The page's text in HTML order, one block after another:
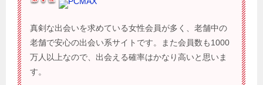
真剣な出会いを求めている女性会員が多く、老舗中の
老舗で安心の出会い系サイトです。また会員数も1000
万人以上なので、出会える確率はかなり高いと思いま
す。